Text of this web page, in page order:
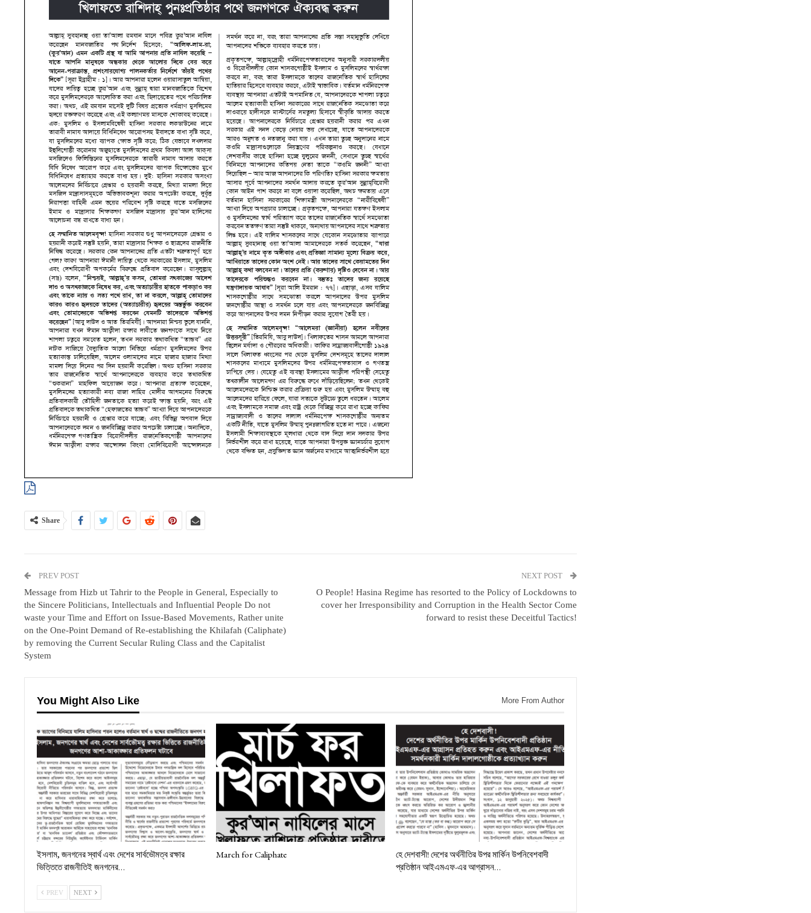
Share
PREV POST
Message from Hizb ut Tahrir to the People in General, Especially to
the Sincere Politicians, Intellectuals and Influential People Do not
waste your Time and Effort on Issue-Based Movements, Rather unite
on the One-Point Demand of Re-establishing the Khilafah (Caliphate)
by removing the Current Secular Ruling Class and the Capitalist
System
NEXT POST
O People! Hasina Regime has resorted to the Policy of Lockdowns to
cover her Irresponsibility and Corruption in the Health Sector Come
forward to resist these Deceitful Tactics!
You Might Also Like More From Author
ইসলাম, জনগনের স্বার্থ এবং দেশের সার্বভৌমত্ব রক্ষার
ভিত্তিতে রাজনীতিই জনগনের…
March for Caliphate
হে দেশবাসী! দেশের অর্থনীতির উপর মার্কিন উপনিবেশবাদী
প্রতিষ্ঠান আইএমএফ-এর আগ্রাসন…
PREV NEXT